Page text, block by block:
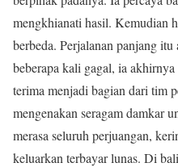
mengkhianati hasil. Kemudian
berbeda. Perjalanan panjang
beberapa kali gagal, ia
terima menjadi bagian dari tim
mengenakan seragam damkar
merasa seluruh perjuangan,
keluarkan terbayar lunas. Di